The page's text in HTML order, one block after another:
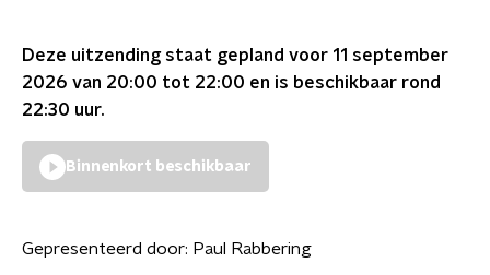
Deze uitzending staat gepland voor 11 september
2026 van 20:00 tot 22:00 en is beschikbaar rond
22:30 uur.
Binnenkort beschikbaar
Gepresenteerd door: Paul Rabbering